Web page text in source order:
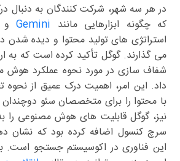
در هر سه شهر، شرکت کنندگان به دنبال
که چگونه ابزارهایی مانند Gemini و
استراتژی های تولید محتوا و دیده شدن
می گذارند. گوگل تأکید کرده است که به
شفاف سازی در مورد نحوه عملکرد هوش
داد. این امر، اهمیت درک عمیق از
با محتوا را برای متخصصان سئو
نیز، گوگل قابلیت های هوش مصنوعی را
سرچ کنسول اضافه کرده بود که نشان
این فناوری در اکوسیستم جستجو است.